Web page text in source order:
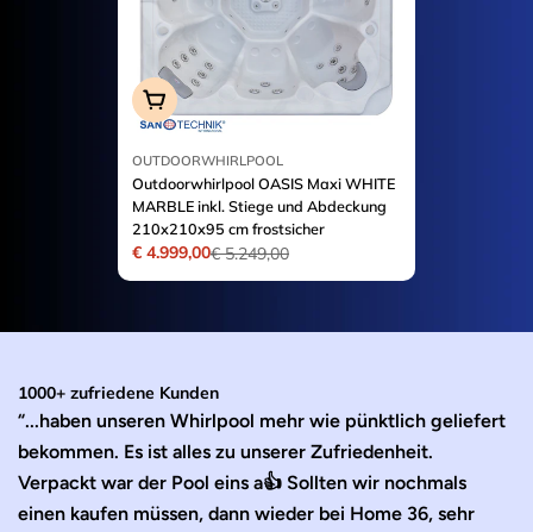
In Den Warenkorb
OUTDOORWHIRLPOOL
Outdoorwhirlpool OASIS Maxi WHITE
MARBLE inkl. Stiege und Abdeckung
210x210x95 cm frostsicher
Verkaufspreis
€ 4.999,00
Regulärer
Preis
€ 5.249,00
1000+ zufriedene Kunden
“...haben unseren Whirlpool mehr wie pünktlich geliefert
bekommen. Es ist alles zu unserer Zufriedenheit.
Verpackt war der Pool eins a👍 Sollten wir nochmals
einen kaufen müssen, dann wieder bei Home 36, sehr